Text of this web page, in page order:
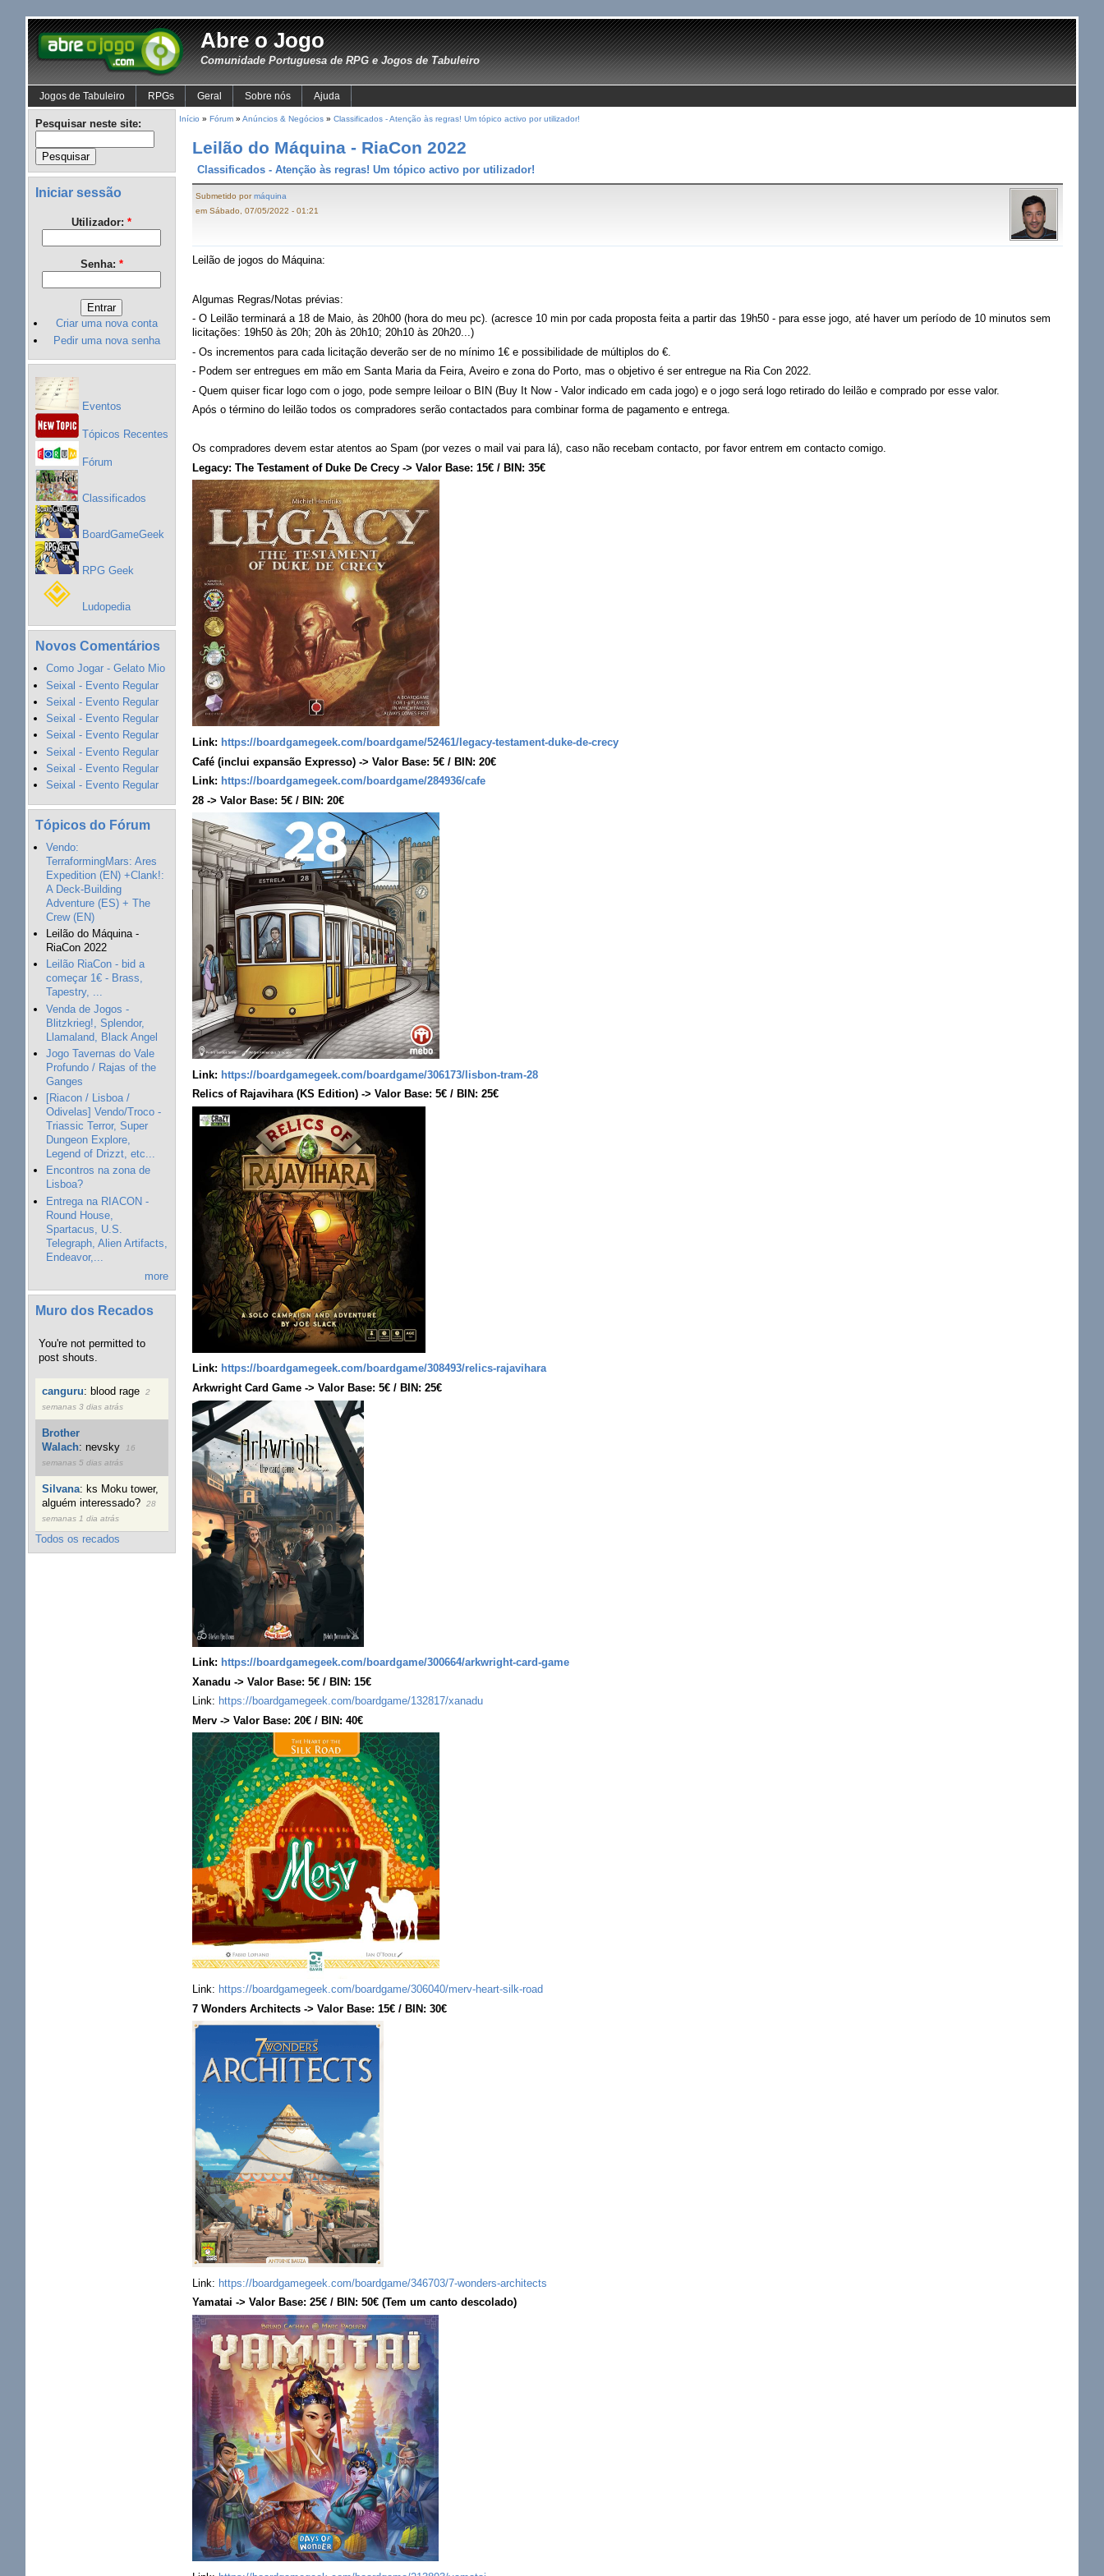
Abre o Jogo
Comunidade Portuguesa de RPG e Jogos de Tabuleiro
Jogos de Tabuleiro RPGs Geral Sobre nós Ajuda
Pesquisar neste site:
Iniciar sessão
Utilizador:*
Senha: *
Criar uma nova conta
Pedir uma nova senha
Eventos
Tópicos Recentes
Fórum
Classificados
BoardGameGeek
RPG Geek
Ludopedia
Novos Comentários
Como Jogar - Gelato Mio
Seixal - Evento Regular
Seixal - Evento Regular
Seixal - Evento Regular
Seixal - Evento Regular
Seixal - Evento Regular
Seixal - Evento Regular
Seixal - Evento Regular
Tópicos do Fórum
Vendo:
TerraformingMars: Ares
Expedition (EN) +Clank!:
A Deck-Building
Adventure (ES) + The
Crew (EN)
Leilão do Máquina -
RiaCon 2022
Leilão RiaCon - bid a
começar 1€ - Brass,
Tapestry, ...
Venda de Jogos -
Blitzkrieg!, Splendor,
Llamaland, Black Angel
Jogo Tavernas do Vale
Profundo / Rajas of the
Ganges
[Riacon / Lisboa /
Odivelas] Vendo/Troco -
Triassic Terror, Super
Dungeon Explore,
Legend of Drizzt, etc...
Encontros na zona de
Lisboa?
Entrega na RIACON -
Round House,
Spartacus, U.S.
Telegraph, Alien Artifacts,
Endeavor,...
more
Muro dos Recados
You're not permitted to
post shouts.
canguru: blood rage
2
semanas 3 dias atrás
Brother
Walach: nevsky
16
semanas 5 dias atrás
Silvana: ks Moku tower,
alguém interessado?
28
semanas 1 dia atrás
Todos os recados
Início » Fórum» Anúncios & Negócios» Classificados - Atenção às regras! Um tópico activo por utilizador!
Leilão do Máquina - RiaCon 2022
Classificados - Atenção às regras! Um tópico activo por utilizador!
Submetido pormáquina
em Sábado, 07/05/2022 - 01:21
Leilão de jogos do Máquina:
Algumas Regras/Notas prévias:
- O Leilão terminará a 18 de Maio, às 20h00 (hora do meu pc). (acresce 10 min por cada proposta feita a partir das 19h50 - para esse jogo, até haver um período de 10 minutos sem
licitações: 19h50 às 20h; 20h às 20h10; 20h10 às 20h20...)
- Os incrementos para cada licitação deverão ser de no mínimo 1€ e possibilidade de múltiplos do €.
- Podem ser entregues em mão em Santa Maria da Feira, Aveiro e zona do Porto, mas o objetivo é ser entregue na Ria Con 2022.
- Quem quiser ficar logo com o jogo, pode sempre leiloar o BIN (Buy It Now - Valor indicado em cada jogo) e o jogo será logo retirado do leilão e comprado por esse valor.
Após o término do leilão todos os compradores serão contactados para combinar forma de pagamento e entrega.
Os compradores devem estar atentos ao Spam (por vezes o mail vai para lá), caso não recebam contacto, por favor entrem em contacto comigo.
Legacy: The Testament of Duke De Crecy -> Valor Base: 15€ / BIN: 35€
Link: https://boardgamegeek.com/boardgame/52461/legacy-testament-duke-de-crecy
Café (inclui expansão Expresso) -> Valor Base: 5€ / BIN: 20€
Link: https://boardgamegeek.com/boardgame/284936/cafe
28 -> Valor Base: 5€ / BIN: 20€
Link: https://boardgamegeek.com/boardgame/306173/lisbon-tram-28
Relics of Rajavihara (KS Edition) -> Valor Base: 5€ / BIN: 25€
Link: https://boardgamegeek.com/boardgame/308493/relics-rajavihara
Arkwright Card Game -> Valor Base: 5€ / BIN: 25€
Link: https://boardgamegeek.com/boardgame/300664/arkwright-card-game
Xanadu -> Valor Base: 5€ / BIN: 15€
Link: https://boardgamegeek.com/boardgame/132817/xanadu
Merv -> Valor Base: 20€ / BIN: 40€
Link: https://boardgamegeek.com/boardgame/306040/merv-heart-silk-road
7 Wonders Architects -> Valor Base: 15€ / BIN: 30€
Link: https://boardgamegeek.com/boardgame/346703/7-wonders-architects
Yamatai -> Valor Base: 25€ / BIN: 50€ (Tem um canto descolado)